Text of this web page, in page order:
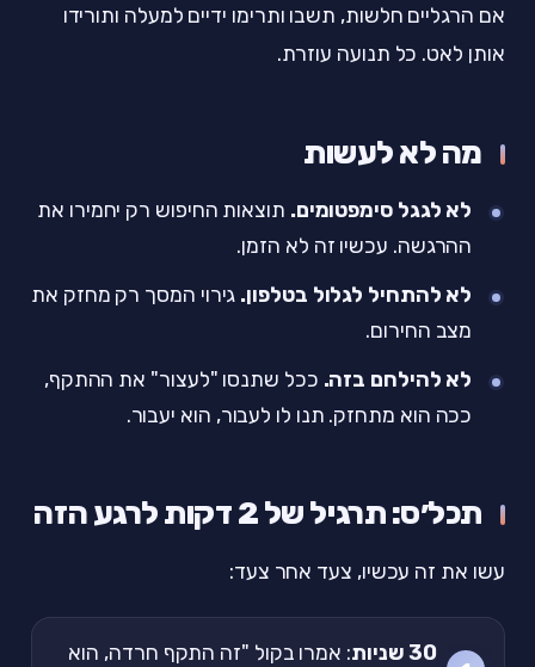
אם הרגליים חלשות, תשבו ותרימו ידיים למעלה ותורידו
אותן לאט. כל תנועה עוזרת.
מה לא לעשות
לא לגגל סימפטומים. תוצאות החיפוש רק יחמירו את
ההרגשה. עכשיו זה לא הזמן.
לא להתחיל לגלול בטלפון. גירוי המסך רק מחזק את
מצב החירום.
לא להילחם בזה. ככל שתנסו "לעצור" את ההתקף,
ככה הוא מתחזק. תנו לו לעבור, הוא יעבור.
תכל׳ס: תרגיל של 2 דקות לרגע הזה
עשו את זה עכשיו, צעד אחר צעד:
30 שניות
: אמרו בקול "זה התקף חרדה, הוא